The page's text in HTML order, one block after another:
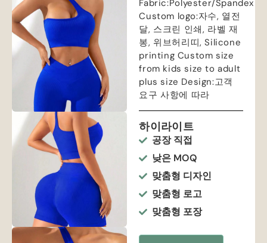
Fabric:Polyester/Spandex
Custom logo:자수, 열전
달, 스크린 인쇄, 라벨 재
봉, 위브허리띠,Silicone
printing Custom size
from kids size to adult
plus size Design:고객
요구 사항에 따라
하이라이트
공장 직접
낮은 MOQ
맞춤형 디자인
맞춤형 로고
맞춤형 포장